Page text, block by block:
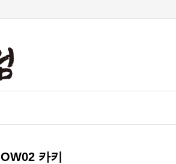
OW02 카키